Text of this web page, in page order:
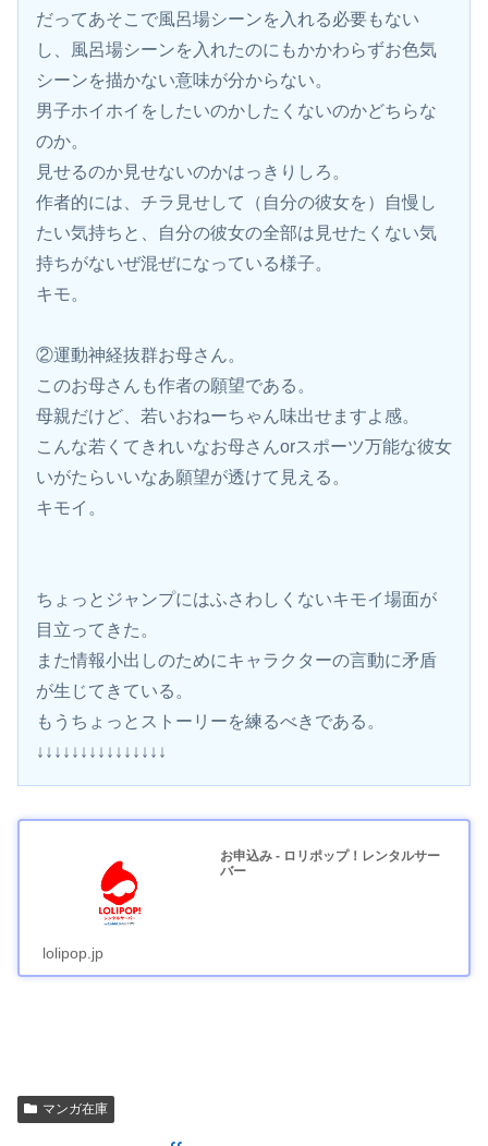
だってあそこで風呂場シーンを入れる必要もない
し、風呂場シーンを入れたのにもかかわらずお色気
シーンを描かない意味が分からない。
男子ホイホイをしたいのかしたくないのかどちらな
のか。
見せるのか見せないのかはっきりしろ。
作者的には、チラ見せして（自分の彼女を）自慢し
たい気持ちと、自分の彼女の全部は見せたくない気
持ちがないぜ混ぜになっている様子。
キモ。
②運動神経抜群お母さん。
このお母さんも作者の願望である。
母親だけど、若いおねーちゃん味出せますよ感。
こんな若くてきれいなお母さんorスポーツ万能な彼女
いがたらいいなあ願望が透けて見える。
キモイ。
ちょっとジャンプにはふさわしくないキモイ場面が
目立ってきた。
また情報小出しのためにキャラクターの言動に矛盾
が生じてきている。
もうちょっとストーリーを練るべきである。
↓↓↓↓↓↓↓↓↓↓↓↓↓↓↓
お申込み - ロリポップ！レンタルサー
バー
lolipop.jp
マンガ在庫